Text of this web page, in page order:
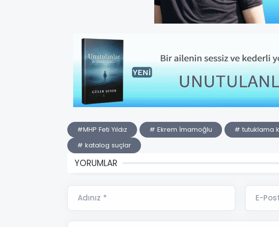
#MHP Feti Yıldız # Ekrem İmamoğlu # tutuklama
# katalog suçlar
YORUMLAR
Adınız * E-